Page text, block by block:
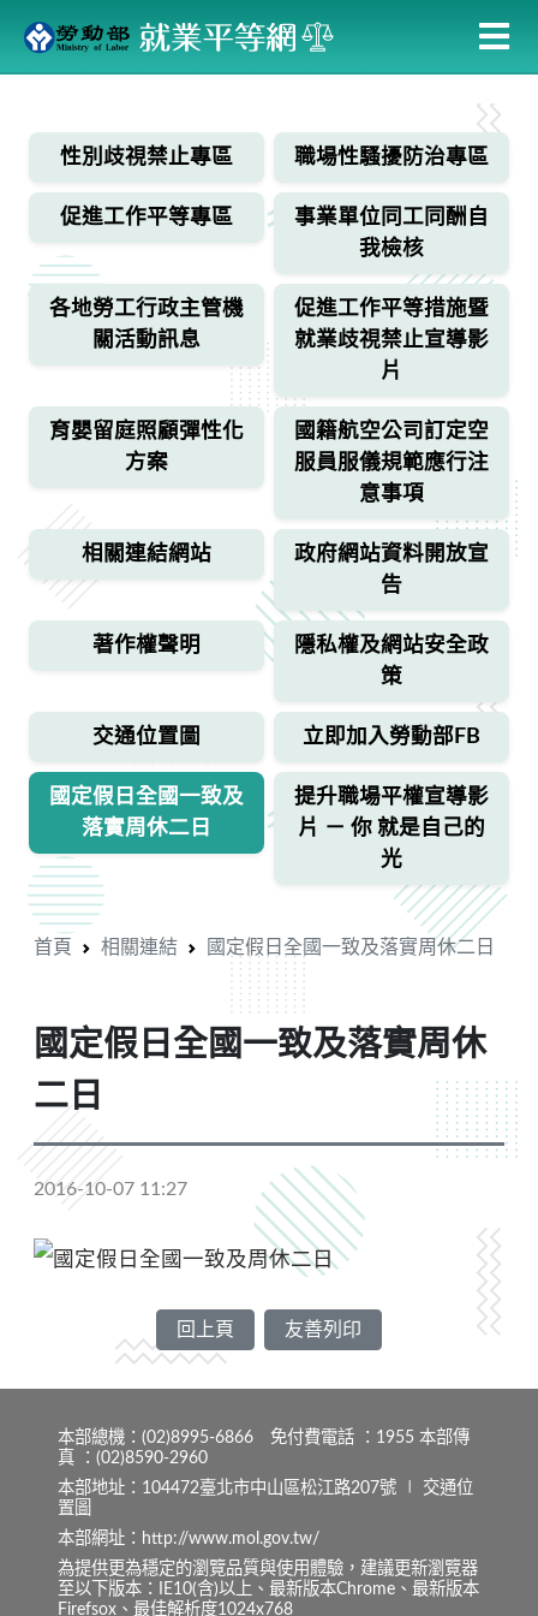
主
性別歧視禁止專區 職場性騷擾防治專區
促進工作平等專區
事業單位同工同酬自
我檢核
各地勞工行政主管機
關活動訊息
促進工作平等措施暨
就業歧視禁止宣導影
片
育嬰留庭照顧彈性化
方案
國籍航空公司訂定空
服員服儀規範應行注
意事項
相關連結網站
政府網站資料開放宣
告
著作權聲明
隱私權及網站安全政
策
交通位置圖 立即加入勞動部FB
國定假日全國一致及
落實周休二日
提升職場平權宣導影
片 － 你 就是自己的
光
首頁 相關連結 國定假日全國一致及落實周休二日
國定假日全國一致及落實周休
二日
2016-10-07 11:27
回上頁 友善列印
本部總機：(02)8995-6866 免付費電話 ：1955 本部傳
真 ：(02)8590-2960
本部地址：104472臺北市中山區松江路207號 ∣ 交通位
置圖
本部網址：http://www.mol.gov.tw/
為提供更為穩定的瀏覽品質與使用體驗，建議更新瀏覽器
至以下版本：IE10(含)以上、最新版本Chrome、最新版本
Firefsox、最佳解析度1024x768